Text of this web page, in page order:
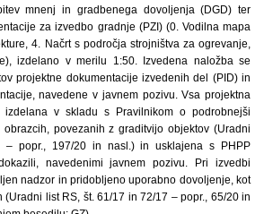
mnenj in gradbenega dovoljenja (DGD) ter
za izvedbo gradnje (PZI) (0. Vodilna mapa
4. Načrt s področja strojništva za ogrevanje,
izdelano v merilu 1:50. Izvedena naložba se
projektne dokumentacije izvedenih del (PID) in
navedene v javnem pozivu. Vsa projektna
izdelana v skladu s Pravilnikom o podrobnejši
povezanih z graditvijo objektov (Uradni
– popr., 197/20 in nasl.) in usklajena s PHPP
navedenimi javnem pozivu. Pri izvedbi
nadzor in pridobljeno uporabno dovoljenje, kot
list RS, št. 61/17 in 72/17 – popr., 65/20 in